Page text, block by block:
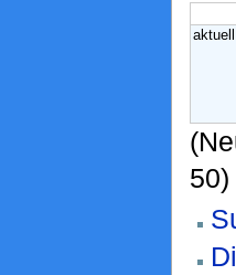
aktuell
50)